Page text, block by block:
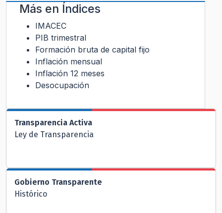
Más en Índices
IMACEC
PIB trimestral
Formación bruta de capital fijo
Inflación mensual
Inflación 12 meses
Desocupación
Transparencia Activa
Ley de Transparencia
Gobierno Transparente
Histórico